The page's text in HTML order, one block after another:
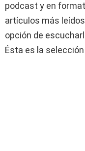
podcast y en
artículos más
opción de
Ésta es la